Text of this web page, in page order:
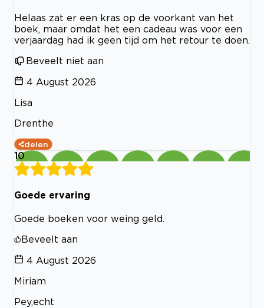
Helaas zat er een kras op de voorkant van het
boek, maar omdat het een cadeau was voor een
verjaardag had ik geen tijd om het retour te doen.
Beveelt niet aan
4 August 2026
Lisa
Drenthe
delen
10
Goede ervaring
Goede boeken voor weing geld.
Beveelt aan
4 August 2026
Miriam
Pey,echt